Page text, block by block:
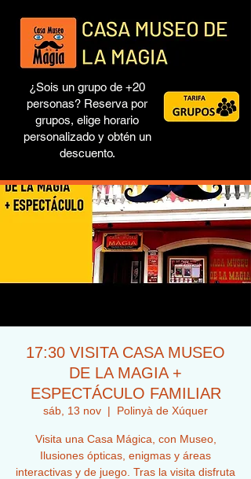
¿Sois un grupo de +20
personas? Reserva por
grupos, elige horario
personalizado y obtén un
descuento.
17:30 VISITA CASA MUSEO
DE LA MAGIA +
ESPECTÁCULO FAMILIAR
sáb, 13 nov
  |
Polinyà de Xúquer
Visita una Casa Mágica, con Museo,
Ilusiones ópticas, enigmas y áreas
interactivas y de juego. Tras la visita disfruta